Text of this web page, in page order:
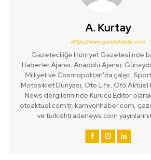
A. Kurtay
https://www.gazetelojistik.com
Gazeteciliğe Hürriyet Gazetesi'nde
Haberler Ajansı, Anadolu Ajansı,
Milliyet ve Cosmopolitan'da çalıştı.
Motosiklet Dünyası, Oto Life, Oto Aktüel
News dergilerininde Kurucu Editör olarak
otoaktuel.com.tr, kamyonhaber.com,
ve turkishtradenews.com